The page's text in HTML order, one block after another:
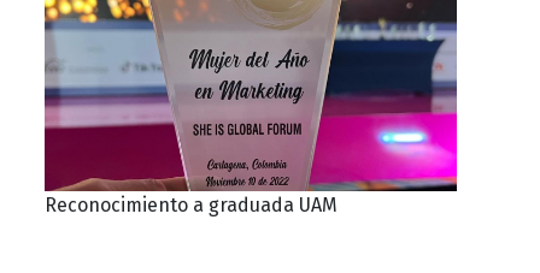
Reconocimiento a graduada UAM